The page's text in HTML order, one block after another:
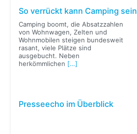
So verrückt kann Camping sein
Camping boomt, die Absatzzahlen
von Wohnwagen, Zelten und
Wohnmobilen steigen bundesweit
rasant, viele Plätze sind
ausgebucht. Neben
herkömmlichen […]
Presseecho im Überblick